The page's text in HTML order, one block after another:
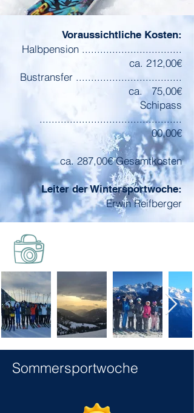
Voraussichtliche Kosten:
Halbpension .................................
ca. 212,00€
Bustransfer ...................................
ca. 75,00€
Schipass
...............................................
00,00€
ca. 287,00€ Gesamtkosten
Leiter der Wintersportwoche:
Erwin Reifberger
Sommersportwoche